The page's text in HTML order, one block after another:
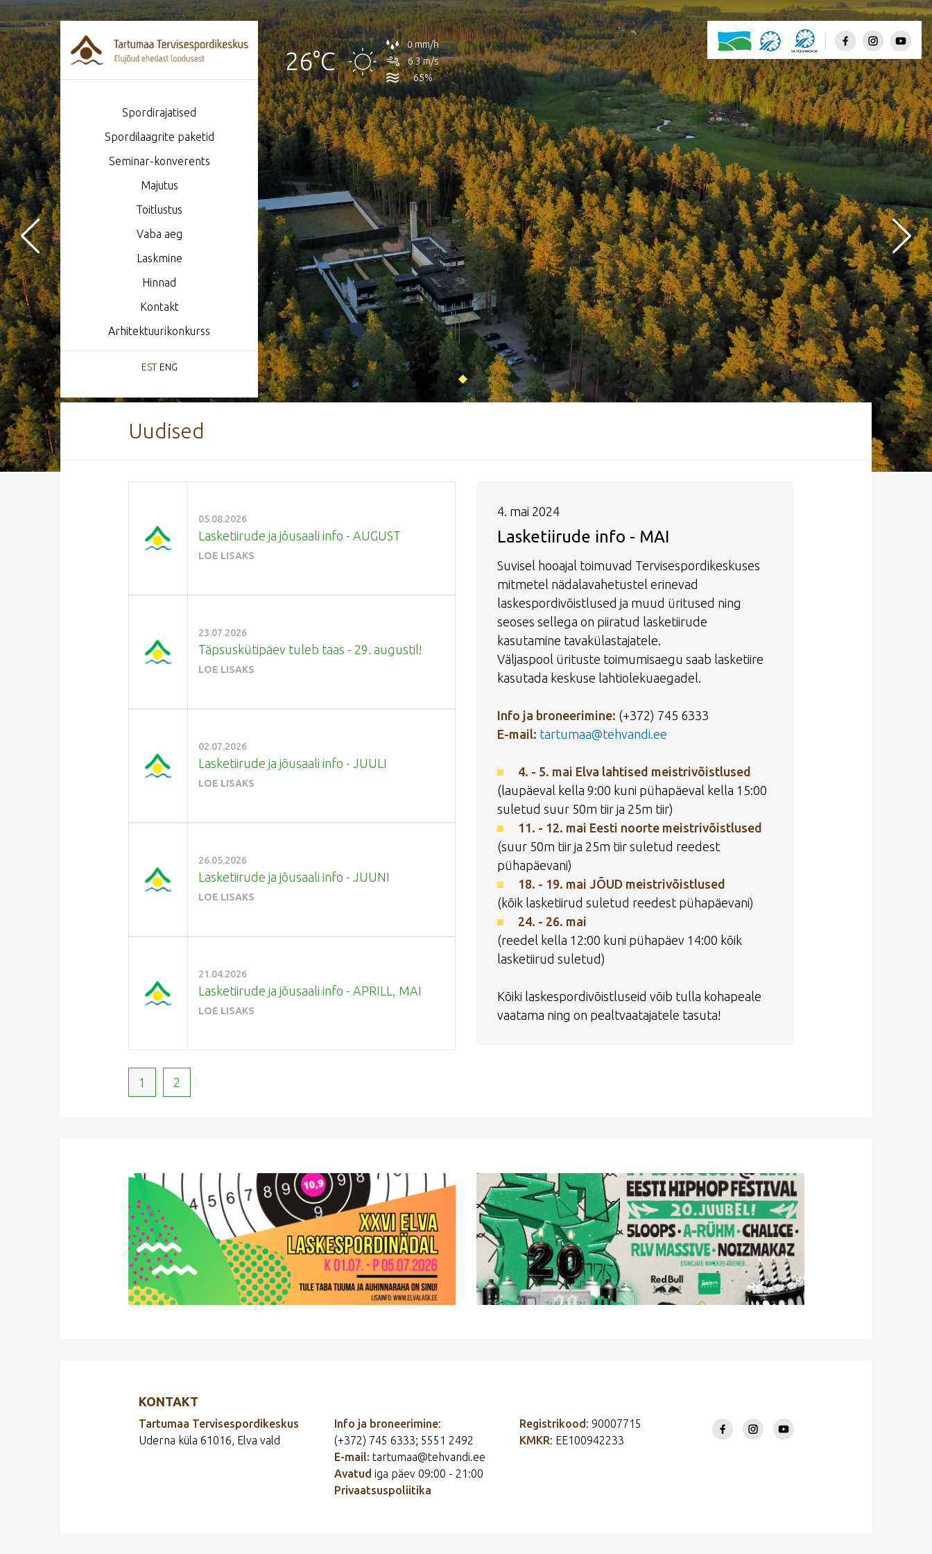
Spordirajatised
Spordilaagrite paketid
Seminar-konverents
Majutus
Toitlustus
Vaba aeg
Laskmine
Hinnad
Kontakt
Arhitektuurikonkurss
EST ENG
26°C
Day Knight
Clear sky
Few clouds
Scattered clouds
Broken clouds
Shower rain
Rain
Thunderstorm
Snow
Mist
0 mm/h
6.3 m/s
65%
Uudised
05.08.2026
Lasketiirude ja jõusaali info - AUGUST
LOE LISAKS
23.07.2026
Täpsuskütipäev tuleb taas - 29. augustil!
LOE LISAKS
02.07.2026
Lasketiirude ja jõusaali info - JUULI
LOE LISAKS
26.05.2026
Lasketiirude ja jõusaali info - JUUNI
LOE LISAKS
21.04.2026
Lasketiirude ja jõusaali info - APRILL, MAI
LOE LISAKS
1 2
4. mai 2024
Lasketiirude info - MAI
Suvisel hooajal toimuvad Tervisespordikeskuses
mitmetel nädalavahetustel erinevad
laskespordivõistlused ja muud üritused ning
seoses sellega on piiratud lasketiirude
kasutamine tavakülastajatele.
Väljaspool ürituste toimumisaegu saab lasketiire
kasutada keskuse lahtiolekuaegadel.
Info ja broneerimine: (+372) 745 6333
E-mail: tartumaa@tehvandi.ee
4. - 5. mai Elva lahtised meistrivõistlused
(laupäeval kella 9:00 kuni pühapäeval kella 15:00
suletud suur 50m tiir ja 25m tiir)
11. - 12. mai Eesti noorte meistrivõistlused
(suur 50m tiir ja 25m tiir suletud reedest
pühapäevani)
18. - 19. mai JÕUD meistrivõistlused
(kõik lasketiirud suletud reedest pühapäevani)
24. - 26. mai
(reedel kella 12:00 kuni pühapäev 14:00 kõik
lasketiirud suletud)
Kõiki laskespordivõistluseid võib tulla kohapeale
vaatama ning on pealtvaatajatele tasuta!
KONTAKT
Tartumaa Tervisespordikeskus
Uderna küla 61016, Elva vald
Info ja broneerimine:
(+372) 745 6333; 5551 2492
E-mail: tartumaa@tehvandi.ee
Avatud iga päev 09:00 - 21:00
Privaatsuspoliitika
Registrikood: 90007715
KMKR: EE100942233